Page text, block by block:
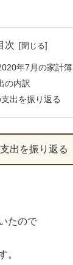
次
年7月の家計簿
の内訳
出を振り返る
出を振り返る
たので
。